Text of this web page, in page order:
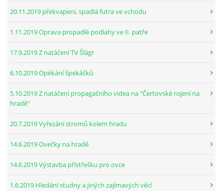
20.11.2019 překvapení, spadlá futra ve vchodu
1.11.2019 Oprava propadlé podlahy ve II. patře
17.9.2019 Z natáčení TV Šlágr
6.10.2019 Opékání špekáčků
5.10.2019 Z natáčení propagačního videa na "Čertovské rojení na
hradě"
20.7.2019 Vyřezání stromů kolem hradu
14.6.2019 Ovečky na hradě
14.6.2019 Výstavba přístřešku pro ovce
1.6.2019 Hledání studny a jiných zajímavých věcí